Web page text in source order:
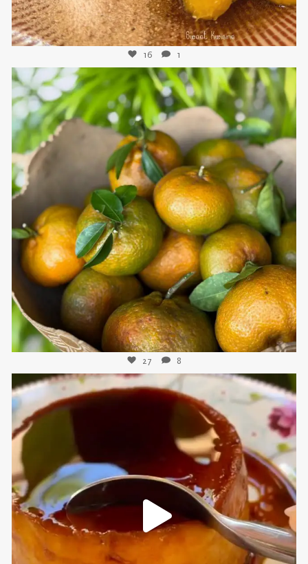
16 1
sweetkwisine
Nov 21
27 8
sweetkwisine
Nov 16